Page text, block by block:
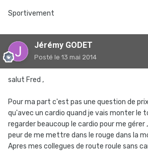
Sportivement
Jérémy GODET
Posté le 13 mai 2014
salut Fred ,
Pour ma part c'est pas une question de
qu'avec un cardio quand je vais monter le
regarder beaucoup le cardio pour me gérer
peur de me mettre dans le rouge dans la
Apres mes collegues de route roule sans